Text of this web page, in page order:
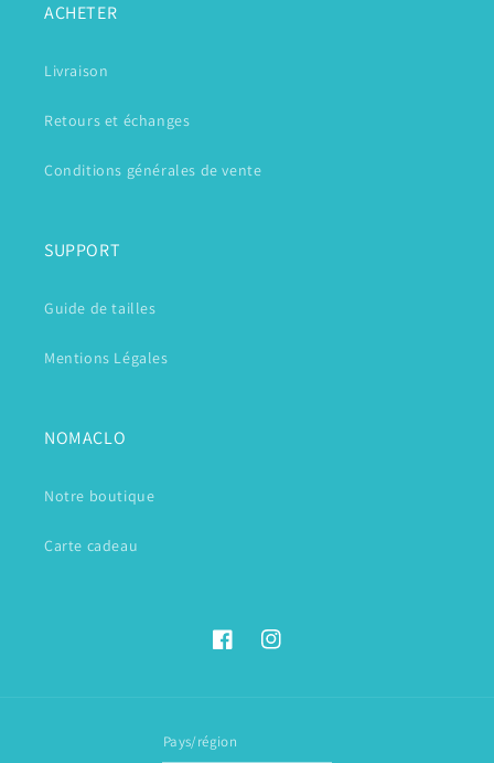
ACHETER
Livraison
Retours et échanges
Conditions générales de vente
SUPPORT
Guide de tailles
Mentions Légales
NOMACLO
Notre boutique
Carte cadeau
FacebookInstagram
Pays/région